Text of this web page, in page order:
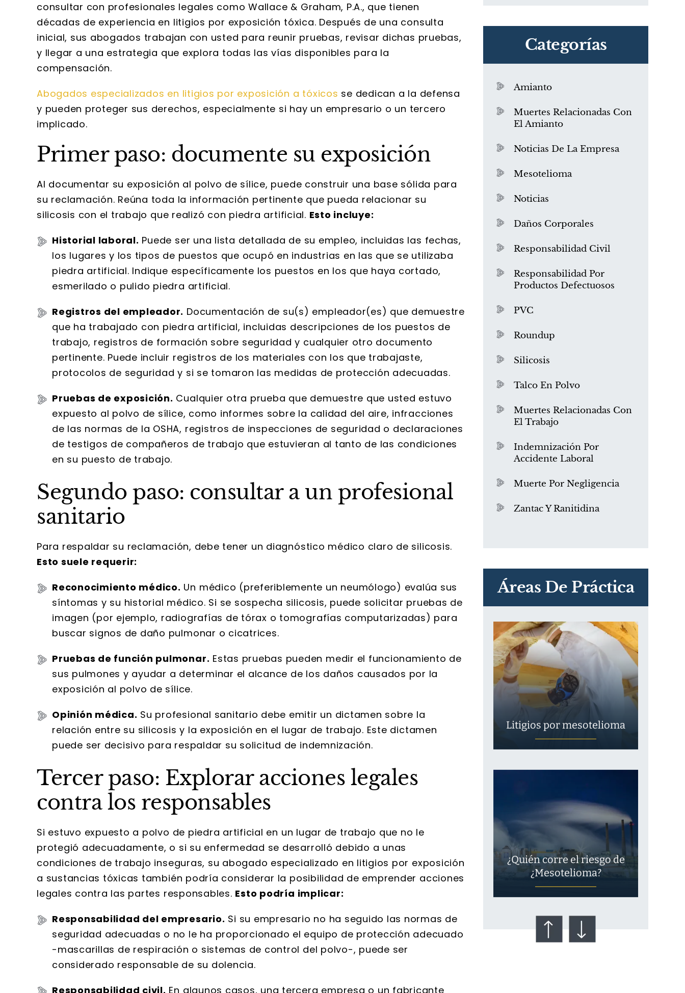
consultar con profesionales legales como Wallace & Graham, P.A., que tienen
décadas de experiencia en litigios por exposición tóxica. Después de una consulta
inicial, sus abogados trabajan con usted para reunir pruebas, revisar dichas pruebas,
y llegar a una estrategia que explora todas las vías disponibles para la
compensación.
Abogados especializados en litigios por exposición a tóxicos se dedican a la defensa
y pueden proteger sus derechos, especialmente si hay un empresario o un tercero
implicado.
Primer paso: documente su exposición
Al documentar su exposición al polvo de sílice, puede construir una base sólida para
su reclamación. Reúna toda la información pertinente que pueda relacionar su
silicosis con el trabajo que realizó con piedra artificial. Esto incluye:
Historial laboral. Puede ser una lista detallada de su empleo, incluidas las fechas,
los lugares y los tipos de puestos que ocupó en industrias en las que se utilizaba
piedra artificial. Indique específicamente los puestos en los que haya cortado,
esmerilado o pulido piedra artificial.
Registros del empleador. Documentación de su(s) empleador(es) que demuestre
que ha trabajado con piedra artificial, incluidas descripciones de los puestos de
trabajo, registros de formación sobre seguridad y cualquier otro documento
pertinente. Puede incluir registros de los materiales con los que trabajaste,
protocolos de seguridad y si se tomaron las medidas de protección adecuadas.
Pruebas de exposición. Cualquier otra prueba que demuestre que usted estuvo
expuesto al polvo de sílice, como informes sobre la calidad del aire, infracciones
de las normas de la OSHA, registros de inspecciones de seguridad o declaraciones
de testigos de compañeros de trabajo que estuvieran al tanto de las condiciones
en su puesto de trabajo.
Segundo paso: consultar a un profesional
sanitario
Para respaldar su reclamación, debe tener un diagnóstico médico claro de silicosis.
Esto suele requerir:
Reconocimiento médico. Un médico (preferiblemente un neumólogo) evalúa sus
síntomas y su historial médico. Si se sospecha silicosis, puede solicitar pruebas de
imagen (por ejemplo, radiografías de tórax o tomografías computarizadas) para
buscar signos de daño pulmonar o cicatrices.
Pruebas de función pulmonar. Estas pruebas pueden medir el funcionamiento de
sus pulmones y ayudar a determinar el alcance de los daños causados por la
exposición al polvo de sílice.
Opinión médica. Su profesional sanitario debe emitir un dictamen sobre la
relación entre su silicosis y la exposición en el lugar de trabajo. Este dictamen
puede ser decisivo para respaldar su solicitud de indemnización.
Tercer paso: Explorar acciones legales
contra los responsables
Si estuvo expuesto a polvo de piedra artificial en un lugar de trabajo que no le
protegió adecuadamente, o si su enfermedad se desarrolló debido a unas
condiciones de trabajo inseguras, su abogado especializado en litigios por exposición
a sustancias tóxicas también podría considerar la posibilidad de emprender acciones
legales contra las partes responsables. Esto podría implicar:
Responsabilidad del empresario. Si su empresario no ha seguido las normas de
seguridad adecuadas o no le ha proporcionado el equipo de protección adecuado
-mascarillas de respiración o sistemas de control del polvo-, puede ser
considerado responsable de su dolencia.
Responsabilidad civil. En algunos casos, una tercera empresa o un fabricante
Categorías
Amianto
Muertes Relacionadas Con
El Amianto
Noticias De La Empresa
Mesotelioma
Noticias
Daños Corporales
Responsabilidad Civil
Responsabilidad Por
Productos Defectuosos
PVC
Roundup
Silicosis
Talco En Polvo
Muertes Relacionadas Con
El Trabajo
Indemnización Por
Accidente Laboral
Muerte Por Negligencia
Zantac Y Ranitidina
Áreas De Práctica
¿Qué es el mesotelioma?
Litigios por mesotelioma
¿Quién corre el riesgo de
¿Mesotelioma?